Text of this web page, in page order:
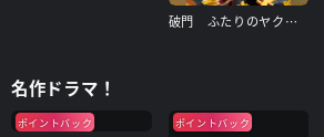
破門 ふたりのヤクビョーガミ
名作ドラマ！
ポイントバック ポイントバック